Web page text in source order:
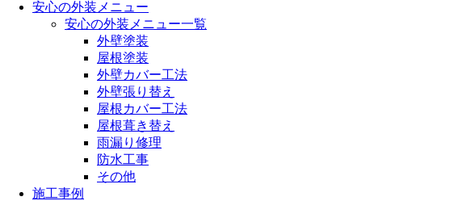
安心の外装メニュー
安心の外装メニュー一覧
外壁塗装
屋根塗装
外壁カバー工法
外壁張り替え
屋根カバー工法
屋根葺き替え
雨漏り修理
防水工事
その他
施工事例